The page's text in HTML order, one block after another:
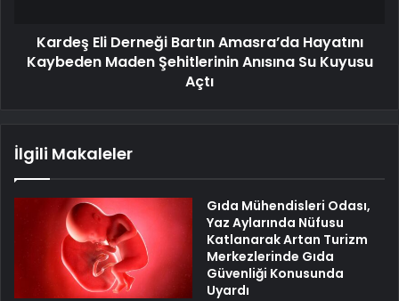
Kardeş Eli Derneği Bartın Amasra’da Hayatını
Kaybeden Maden Şehitlerinin Anısına Su Kuyusu
Açtı
İlgili Makaleler
Gıda Mühendisleri Odası,
Yaz Aylarında Nüfusu
Katlanarak Artan Turizm
Merkezlerinde Gıda
Güvenliği Konusunda
Uyardı